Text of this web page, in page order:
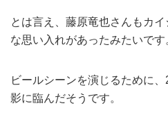
とは言え、藤原竜也さんもカ
な思い入れがあったみたいです
ビールシーンを演じるために
影に臨んだそうです。